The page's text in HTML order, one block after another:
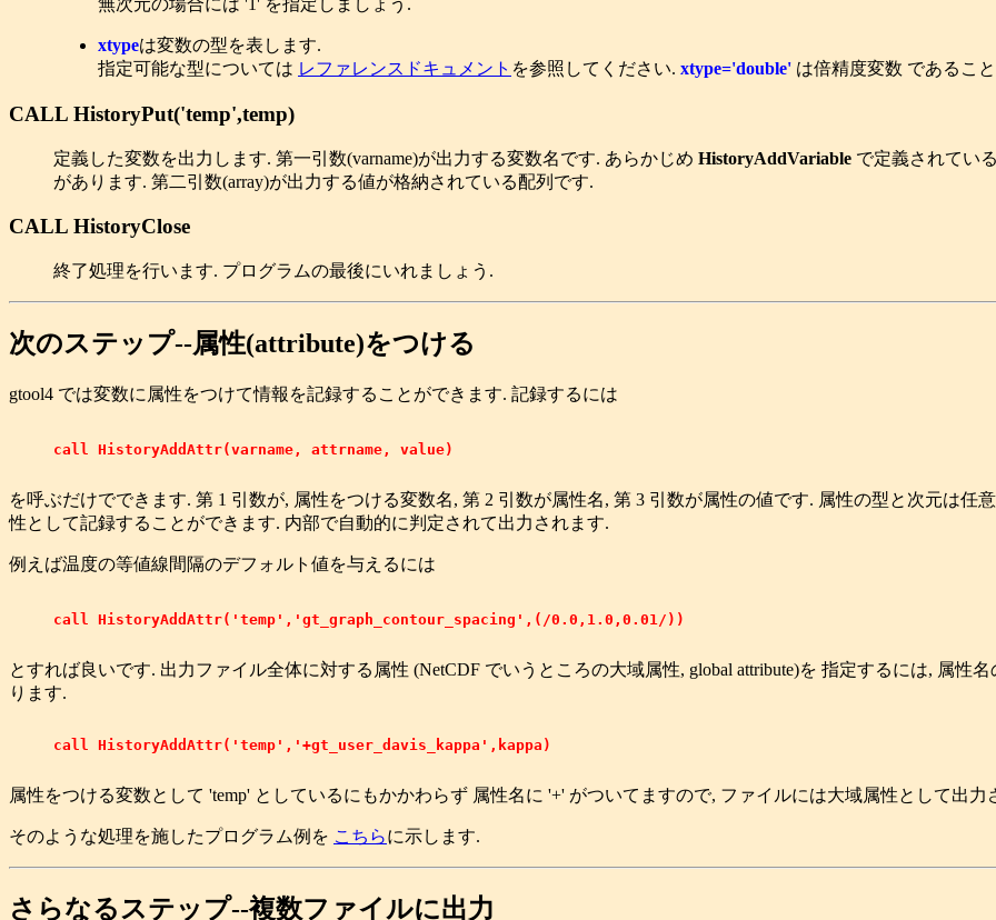
無次元の場合には '1' を指定しましょう.
xtypeは変数の型を表します.
指定可能な型については レファレンスドキュメント を参照してください. xtype='double' は倍精度変数 であるこ
CALL HistoryPut('temp',temp)
定義した変数を出力します. 第一引数(varname)が出力する変数名です. あらかじめ HistoryAddVariable で定義されてい
があります. 第二引数(array)が出力する値が格納されている配列です.
CALL HistoryClose
終了処理を行います. プログラムの最後にいれましょう.
次のステップ--属性(attribute)をつける
gtool4 では変数に属性をつけて情報を記録することができます. 記録するには
     call HistoryAddAttr(varname, attrname, value)
を呼ぶだけでできます. 第 1 引数が, 属性をつける変数名, 第 2 引数が属性名, 第 3 引数が属性の値です. 属性の型と次元は任
性として記録することができます. 内部で自動的に判定されて出力されます.
例えば温度の等値線間隔のデフォルト値を与えるには
     call HistoryAddAttr('temp','gt_graph_contour_spacing',(/0.0,1.0,0.01/))
とすれば良いです. 出力ファイル全体に対する属性 (NetCDF でいうところの大域属性, global attribute)を 指定するには, 属性
ります.
     call HistoryAddAttr('temp','+gt_user_davis_kappa',kappa)
属性をつける変数として 'temp' としているにもかかわらず 属性名に '+' がついてますので, ファイルには大域属性として出力
そのような処理を施したプログラム例を こちらに示します.
さらなるステップ--複数ファイルに出力